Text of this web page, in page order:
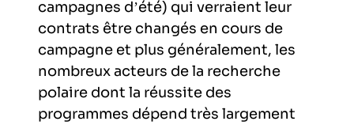
campagnes d’été) qui verraient leur
contrats être changés en cours de
campagne et plus généralement, les
nombreux acteurs de la recherche
polaire dont la réussite des
programmes dépend très largement